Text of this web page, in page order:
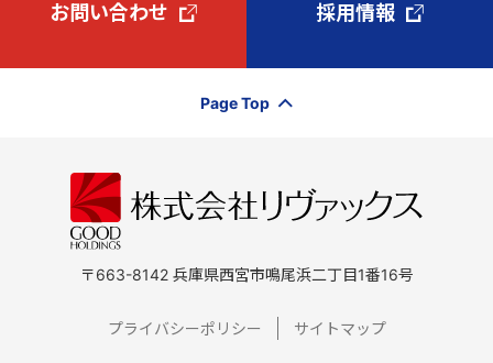
お問い合わせ 採用情報
Page Top
〒663-8142 兵庫県西宮市鳴尾浜二丁目1番16号
プライバシーポリシー サイトマップ